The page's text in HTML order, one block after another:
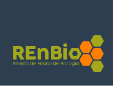
Barra
Lateral